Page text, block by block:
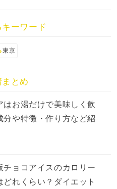
ーワード
東京
まとめ
はお湯だけで美味しく飲
分や特徴・作り方など紹
チョコアイスのカロリー
どれくらい？ダイエット